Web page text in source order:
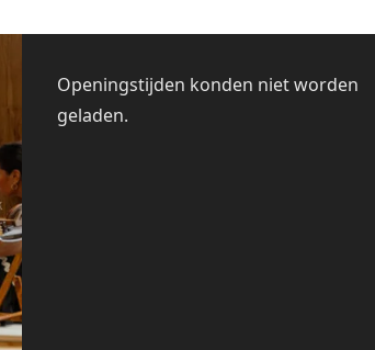
Openingstijden konden niet worden
geladen.